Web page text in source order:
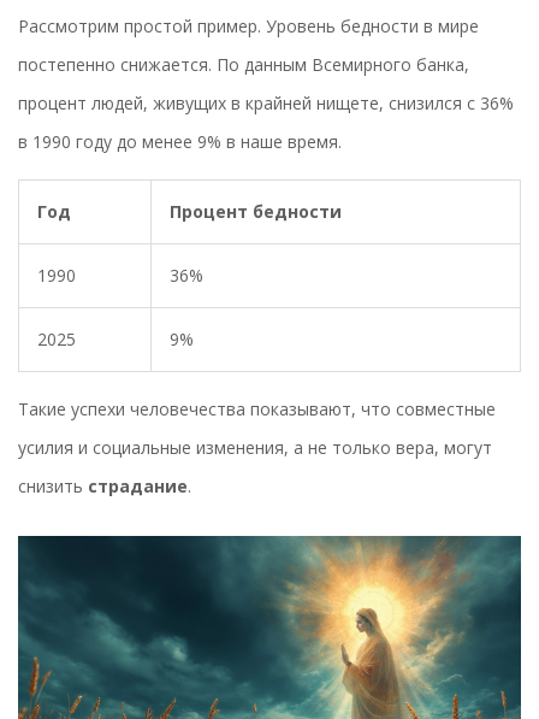
Рассмотрим простой пример. Уровень бедности в мире
постепенно снижается. По данным Всемирного банка,
процент людей, живущих в крайней нищете, снизился с 36%
в 1990 году до менее 9% в наше время.
Год Процент бедности
1990 36%
2025 9%
Такие успехи человечества показывают, что совместные
усилия и социальные изменения, а не только вера, могут
снизить страдание.